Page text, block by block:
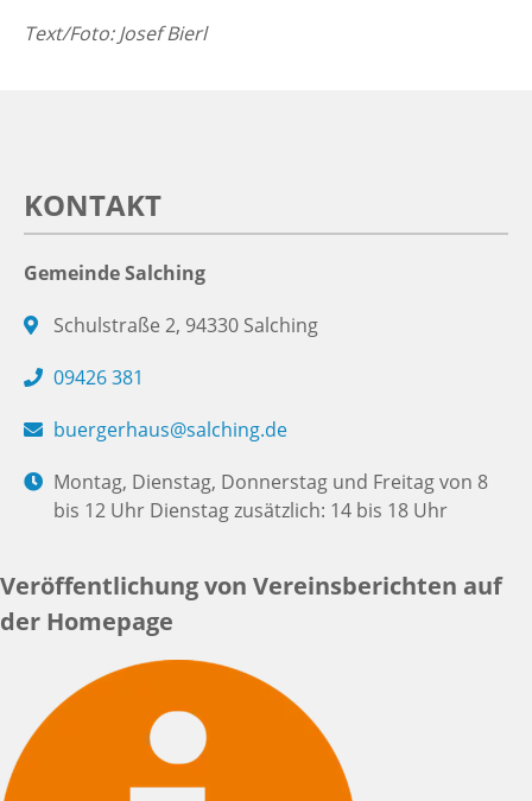
Text/Foto: Josef Bierl
KONTAKT
Gemeinde Salching
Schulstraße 2, 94330 Salching
09426 381
buergerhaus@salching.de
Montag, Dienstag, Donnerstag und Freitag von 8
bis 12 Uhr Dienstag zusätzlich: 14 bis 18 Uhr
Veröffentlichung von Vereinsberichten auf
der Homepage